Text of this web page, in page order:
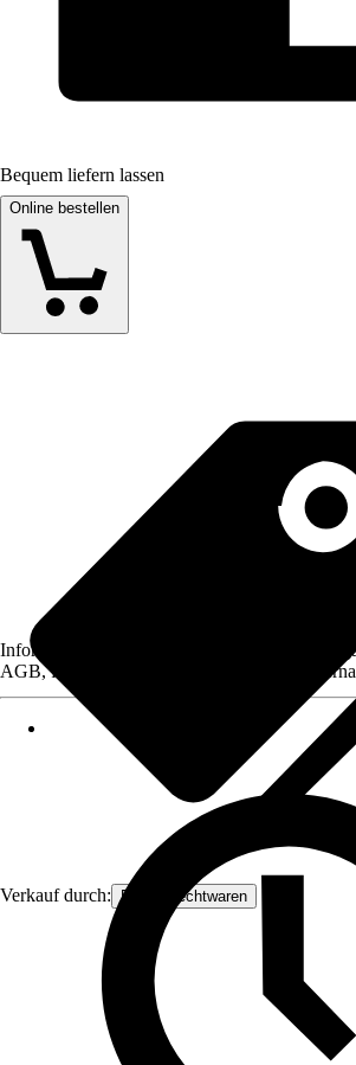
Bequem liefern lassen
Online bestellen
Verkauf durch: Frank Flechtwaren
Informationen des Verkäufers, wie z. B.
AGB, finden Sie bei Klick auf den